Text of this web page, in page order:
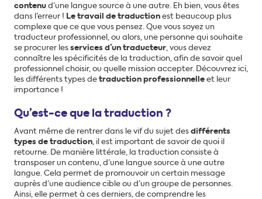
contenu d’une langue source à une autre. Eh bien, vous êtes
dans l’erreur ! Le travail de traduction est beaucoup plus
complexe que ce que vous pensez. Que vous soyez un
traducteur professionnel, ou alors, une personne qui souhaite
se procurer les services d’un traducteur , vous devez
connaître les spécificités de la traduction, afin de savoir quel
professionnel choisir, ou quelle mission accepter. Découvrez ici,
les différents types de traduction professionnelle et leur
importance !
Qu’est-ce que la traduction ?
Avant même de rentrer dans le vif du sujet des différents
types de traduction, il est important de savoir de quoi il
retourne. De manière littérale, la traduction consiste à
transposer un contenu, d’une langue source à une autre
langue. Cela permet de promouvoir un certain message
auprès d’une audience cible ou d’un groupe de personnes.
Ainsi, elle permet à ces derniers, de comprendre les